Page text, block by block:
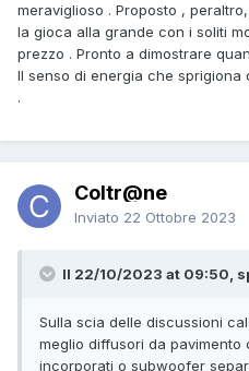
meraviglioso . Proposto ,
la gioca alla grande con i soliti
prezzo . Pronto a dimostrare
Il senso di energia che
.
Coltr@ne
Inviato 22 Ottobre 2023
Il 22/10/2023 at 09:50,
Sulla scia delle discussioni
meglio diffusori da pavimento
incorporati o subwoofer